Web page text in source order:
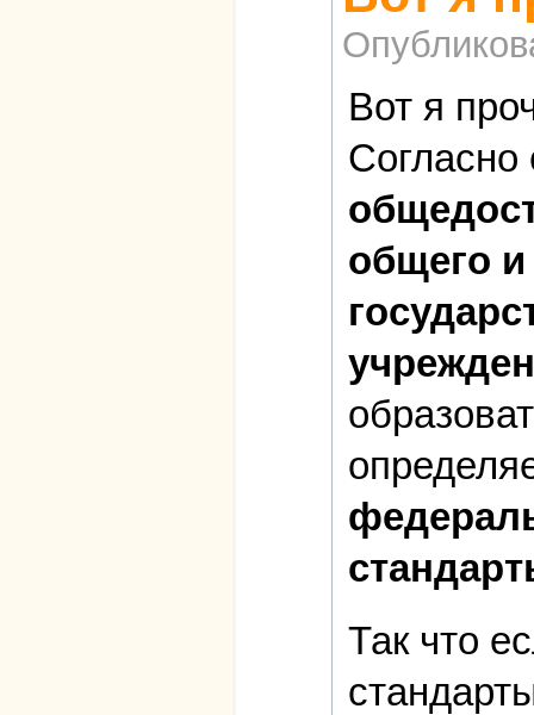
Вот я
Согласно
общего
Так что